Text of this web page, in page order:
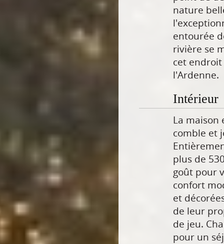
nature
entourée
rivière se
cet
l'Ardenne.
Intérieur
La maison
comble et
plus de
goût pour
confort
et
de leur
de jeu.
pour un